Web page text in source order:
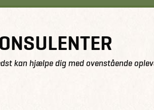
kan hjælpe dig med ovenstående